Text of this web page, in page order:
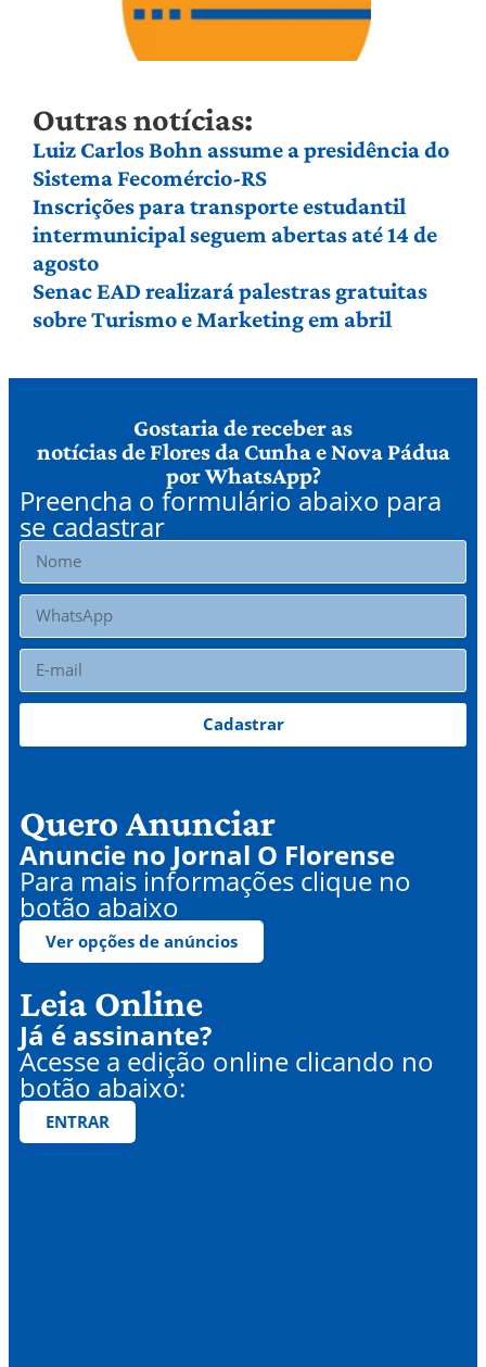
Outras notícias:
Luiz Carlos Bohn assume a presidência do
Sistema Fecomércio-RS
Inscrições para transporte estudantil
intermunicipal seguem abertas até 14 de
agosto
Senac EAD realizará palestras gratuitas
sobre Turismo e Marketing em abril
Gostaria de receber as
notícias de Flores da Cunha e Nova Pádua
por WhatsApp?
Preencha o formulário abaixo para
se cadastrar
Cadastrar
Quero Anunciar
Anuncie no Jornal O Florense
Para mais informações clique no
botão abaixo
Ver opções de anúncios
Leia Online
Já é assinante?
Acesse a edição online clicando no
botão abaixo:
ENTRAR